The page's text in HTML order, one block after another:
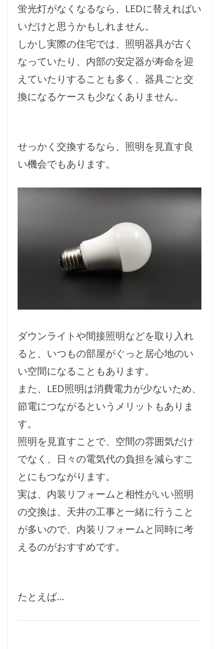
蛍光灯がなくなるなら、LEDに替えればい
いだけと思うかもしれません。
しかし実際の住宅では、照明器具が古く
なっていたり、内部の安定器が寿命を迎
えていたりすることも多く、器具ごと交
換になるケースも少なくありません。
せっかく交換するなら、照明を見直す良
い機会でもあります。
ダウンライトや間接照明などを取り入れ
ると、いつもの部屋がぐっと居心地のい
い空間になることもあります。
また、LED照明は消費電力が少ないため、
節電につながるというメリットもありま
す。
照明を見直すことで、空間の雰囲気だけ
でなく、日々の電気代の負担を減らすこ
とにもつながります。
実は、内装リフォームと相性がいい照明
の交換は、天井の工事と一緒に行うこと
が多いので、内装リフォームと同時に考
えるのがおすすめです。
たとえば…